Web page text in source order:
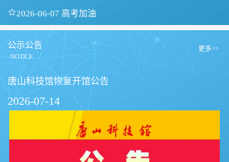
2026-06-07 高考加油
公示公告
NOTICE
更多>>
唐山科技馆恢复开馆公告
2026-07-14